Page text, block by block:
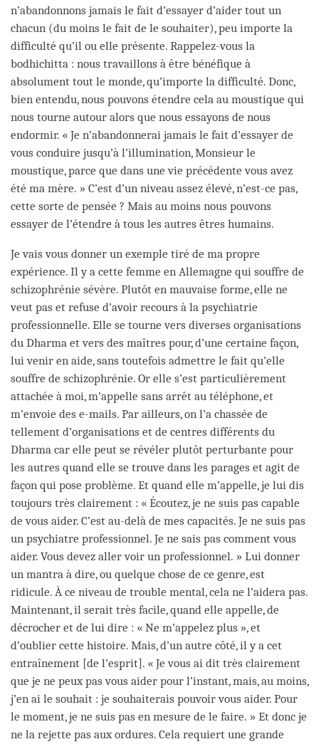
n’abandonnons jamais le fait d’essayer d’aider tout un
chacun (du moins le fait de le souhaiter), peu importe la
difficulté qu’il ou elle présente. Rappelez-vous la
bodhichitta : nous travaillons à être bénéfique à
absolument tout le monde, qu’importe la difficulté. Donc,
bien entendu, nous pouvons étendre cela au moustique qui
nous tourne autour alors que nous essayons de nous
endormir. « Je n’abandonnerai jamais le fait d’essayer de
vous conduire jusqu’à l’illumination, Monsieur le
moustique, parce que dans une vie précédente vous avez
été ma mère. » C’est d’un niveau assez élevé, n’est-ce pas,
cette sorte de pensée ? Mais au moins nous pouvons
essayer de l’étendre à tous les autres êtres humains.
Je vais vous donner un exemple tiré de ma propre
expérience. Il y a cette femme en Allemagne qui souffre de
schizophrénie sévère. Plutôt en mauvaise forme, elle ne
veut pas et refuse d’avoir recours à la psychiatrie
professionnelle. Elle se tourne vers diverses organisations
du Dharma et vers des maîtres pour, d’une certaine façon,
lui venir en aide, sans toutefois admettre le fait qu’elle
souffre de schizophrénie. Or elle s’est particulièrement
attachée à moi, m’appelle sans arrêt au téléphone, et
m’envoie des e-mails. Par ailleurs, on l’a chassée de
tellement d’organisations et de centres différents du
Dharma car elle peut se révéler plutôt perturbante pour
les autres quand elle se trouve dans les parages et agit de
façon qui pose problème. Et quand elle m’appelle, je lui dis
toujours très clairement : « Écoutez, je ne suis pas capable
de vous aider. C’est au-delà de mes capacités. Je ne suis pas
un psychiatre professionnel. Je ne sais pas comment vous
aider. Vous devez aller voir un professionnel. » Lui donner
un mantra à dire, ou quelque chose de ce genre, est
ridicule. À ce niveau de trouble mental, cela ne l’aidera pas.
Maintenant, il serait très facile, quand elle appelle, de
décrocher et de lui dire : « Ne m’appelez plus », et
d’oublier cette histoire. Mais, d’un autre côté, il y a cet
entraînement [de l’esprit]. « Je vous ai dit très clairement
que je ne peux pas vous aider pour l’instant, mais, au moins,
j’en ai le souhait : je souhaiterais pouvoir vous aider. Pour
le moment, je ne suis pas en mesure de le faire. » Et donc je
ne la rejette pas aux ordures. Cela requiert une grande